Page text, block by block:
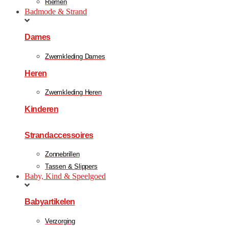
Riemen
Badmode & Strand
Dames
Zwemkleding Dames
Heren
Zwemkleding Heren
Kinderen
Strandaccessoires
Zonnebrillen
Tassen & Slippers
Baby, Kind & Speelgoed
Babyartikelen
Verzorging